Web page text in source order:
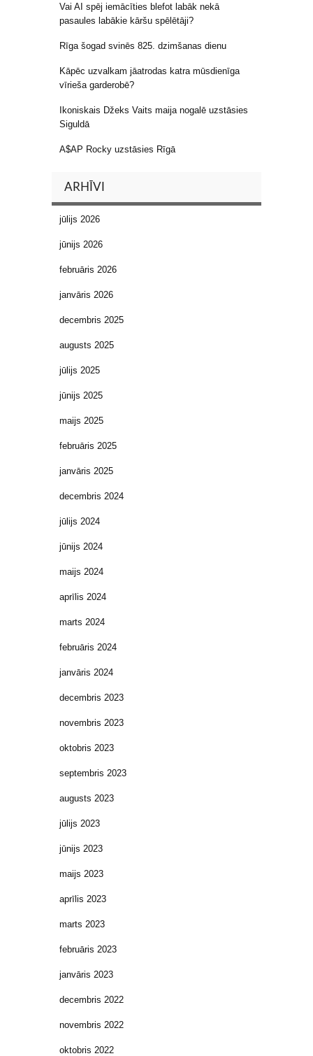
Vai AI spēj iemācīties blefot labāk nekā
pasaules labākie kāršu spēlētāji?
Rīga šogad svinēs 825. dzimšanas dienu
Kāpēc uzvalkam jāatrodas katra mūsdienīga
vīrieša garderobē?
Ikoniskais Džeks Vaits maija nogalē uzstāsies
Siguldā
A$AP Rocky uzstāsies Rīgā
ARHĪVI
jūlijs 2026
jūnijs 2026
februāris 2026
janvāris 2026
decembris 2025
augusts 2025
jūlijs 2025
jūnijs 2025
maijs 2025
februāris 2025
janvāris 2025
decembris 2024
jūlijs 2024
jūnijs 2024
maijs 2024
aprīlis 2024
marts 2024
februāris 2024
janvāris 2024
decembris 2023
novembris 2023
oktobris 2023
septembris 2023
augusts 2023
jūlijs 2023
jūnijs 2023
maijs 2023
aprīlis 2023
marts 2023
februāris 2023
janvāris 2023
decembris 2022
novembris 2022
oktobris 2022